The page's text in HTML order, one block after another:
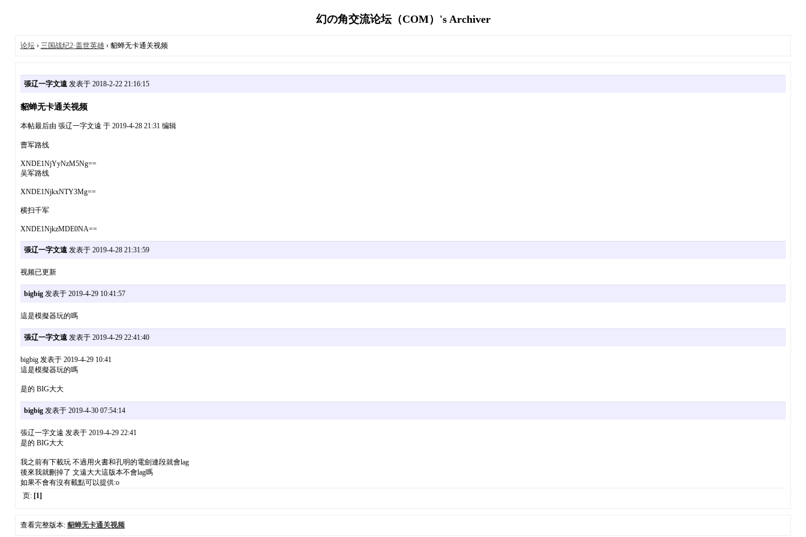
幻の角交流论坛（COM）'s Archiver
论坛› 三国战纪2·盖世英雄› 貂蝉无卡通关视频
張辽一字文遠发表于 2018-2-22 21:16:15
貂蝉无卡通关视频
本帖最后由 張辽一字文遠 于 2019-4-28 21:31 编辑
曹军路线
XNDE1NjYyNzM5Ng==
吴军路线
XNDE1NjkxNTY3Mg==
横扫千军
XNDE1NjkzMDE0NA==
張辽一字文遠发表于 2019-4-28 21:31:59
视频已更新
bigbig发表于 2019-4-29 10:41:57
這是模擬器玩的嗎
張辽一字文遠发表于 2019-4-29 22:41:40
bigbig 发表于 2019-4-29 10:41
這是模擬器玩的嗎
是的 BIG大大
bigbig发表于 2019-4-30 07:54:14
張辽一字文遠 发表于 2019-4-29 22:41
是的 BIG大大
我之前有下載玩 不過用火書和孔明的電劍連段就會lag
後來我就刪掉了 文遠大大這版本不會lag嗎
如果不會有沒有載點可以提供:o
页: [1]
查看完整版本: 貂蝉无卡通关视频